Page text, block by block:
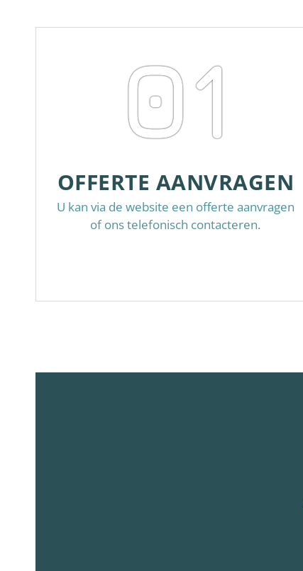
01
OFFERTE AANVRAGEN
U kan via de website een offerte aanvragen
of ons telefonisch contacteren.